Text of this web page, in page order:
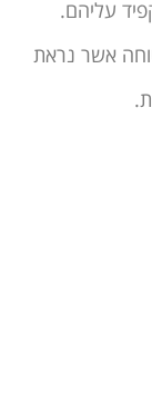
עליהם.
אשר נראת